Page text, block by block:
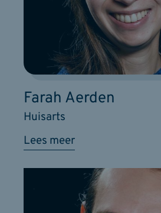
Lees meer
Huisarts
Farah Aerden